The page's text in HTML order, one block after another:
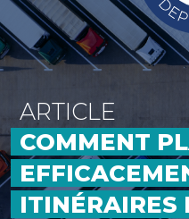
ARTICLE
COMMENT
ITINÉRAIRES